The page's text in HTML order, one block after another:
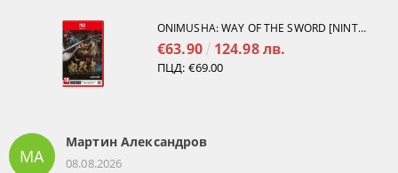
ONIMUSHA: WAY OF THE SWORD [NINTENDO SWITCH 2]
€63.90 124.98 лв.
ПЦД: €69.00
МА
Мартин Александров
08.08.2026